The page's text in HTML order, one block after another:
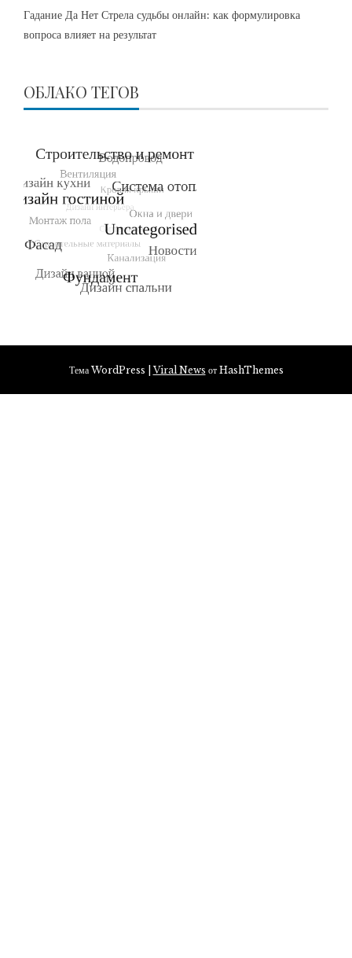
Гадание Да Нет Стрела судьбы онлайн: как формулировка
вопроса влияет на результат
ОБЛАКО ТЕГОВ
Тема WordPress |Viral News от HashThemes